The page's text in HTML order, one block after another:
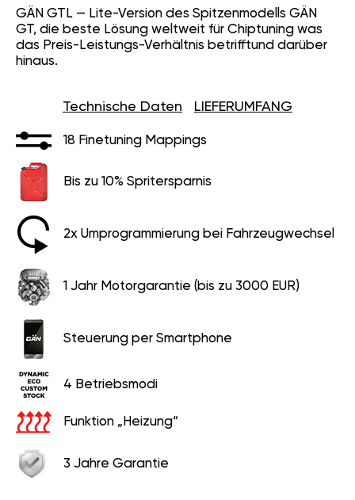
GÄN GTL — Lite-Version des Spitzenmodells GÄN
GT, die beste Lösung weltweit für Chiptuning was
das Preis-Leistungs-Verhältnis betrifftund darüber
hinaus.
Technische Daten LIEFERUMFANG
18 Finetuning Mappings
Bis zu 10% Spritersparnis
2x Umprogrammierung bei Fahrzeugwechsel
1 Jahr Motorgarantie (bis zu 3000 EUR)
Steuerung per Smartphone
4 Betriebsmodi
Funktion „Heizung“
3 Jahre Garantie